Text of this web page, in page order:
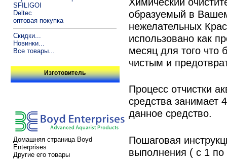
SFILIGOI
Deltec
оптовая покупка
Скидки...
Новинки...
Все товары...
Изготовитель
Домашняя страница Boyd
Enterprises
Другие его товары
образуемый в
нежелательных
использовано как
месяц для того что
чистым и
Процесс отчистки
средства занимает
данное средство.
Пошаговая
выполнения ( с 1 по